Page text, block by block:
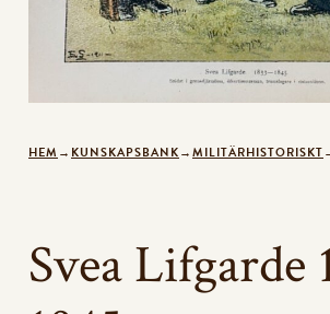
HEM → KUNSKAPSBANK→MILITÄRHISTORISKT
Svea Lifgarde